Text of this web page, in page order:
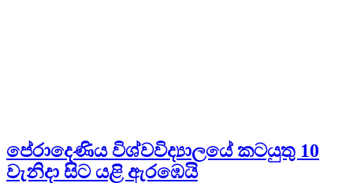
පේරාදෙණිය විශ්වවිද්‍යාලයේ කටයුතු 10
වැනිදා සිට යළි ඇරඹෙයි